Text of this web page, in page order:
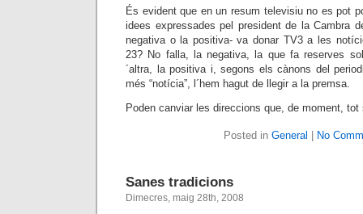
És evident que en un resum televisiu no es pot
idees expressades pel president de la Cambra
negativa o la positiva- va donar TV3 a les
23? No falla, la negativa, la que fa reserves
´altra, la positiva i, segons els cànons del
més “notícia”, l´hem hagut de llegir a la premsa.
Poden canviar les direccions que, de moment,
Posted in General No
Sanes tradicions
Dimecres, maig 28th, 2008